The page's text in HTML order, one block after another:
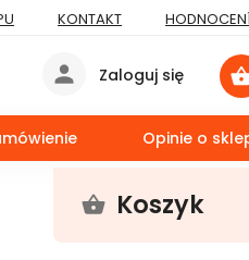
KONTAKT
Zaloguj się
Opinie o
Koszyk